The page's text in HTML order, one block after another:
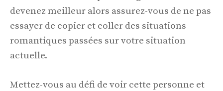
devenez meilleur alors assurez-vous de ne pas
essayer de copier et coller des situations
romantiques passées sur votre situation
actuelle.
Mettez-vous au défi de voir cette personne et